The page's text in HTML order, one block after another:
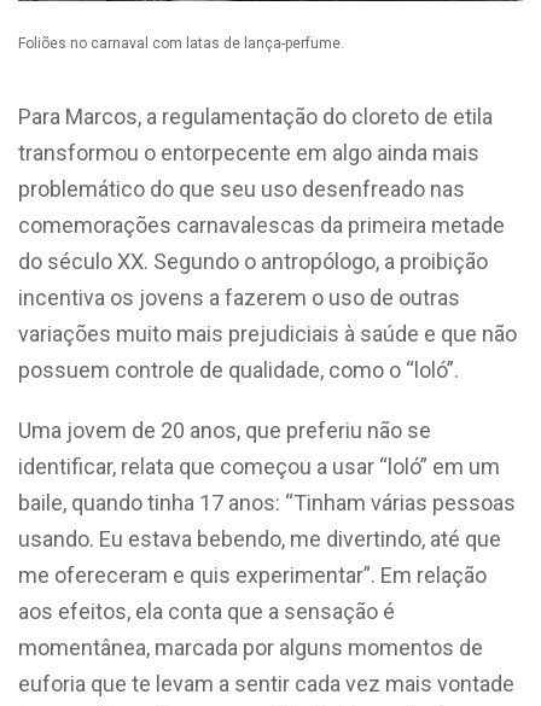
Foliões no carnaval com latas de lança-perfume.
Para Marcos, a regulamentação do cloreto de etila
transformou o entorpecente em algo ainda mais
problemático do que seu uso desenfreado nas
comemorações carnavalescas da primeira metade
do século XX. Segundo o antropólogo, a proibição
incentiva os jovens a fazerem o uso de outras
variações muito mais prejudiciais à saúde e que não
possuem controle de qualidade, como o “loló”.
Uma jovem de 20 anos, que preferiu não se
identificar, relata que começou a usar “loló” em um
baile, quando tinha 17 anos: “Tinham várias pessoas
usando. Eu estava bebendo, me divertindo, até que
me ofereceram e quis experimentar”. Em relação
aos efeitos, ela conta que a sensação é
momentânea, marcada por alguns momentos de
euforia que te levam a sentir cada vez mais vontade